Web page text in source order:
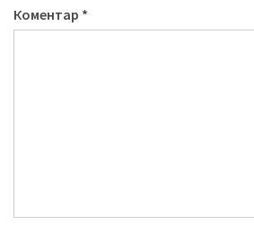
Коментар *